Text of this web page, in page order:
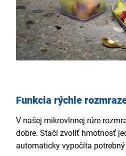
Funkcia rýchle
V našej mikrovlnnej rúre
dobre. Stačí zvoliť hmotnosť
automaticky vypočíta potrebný